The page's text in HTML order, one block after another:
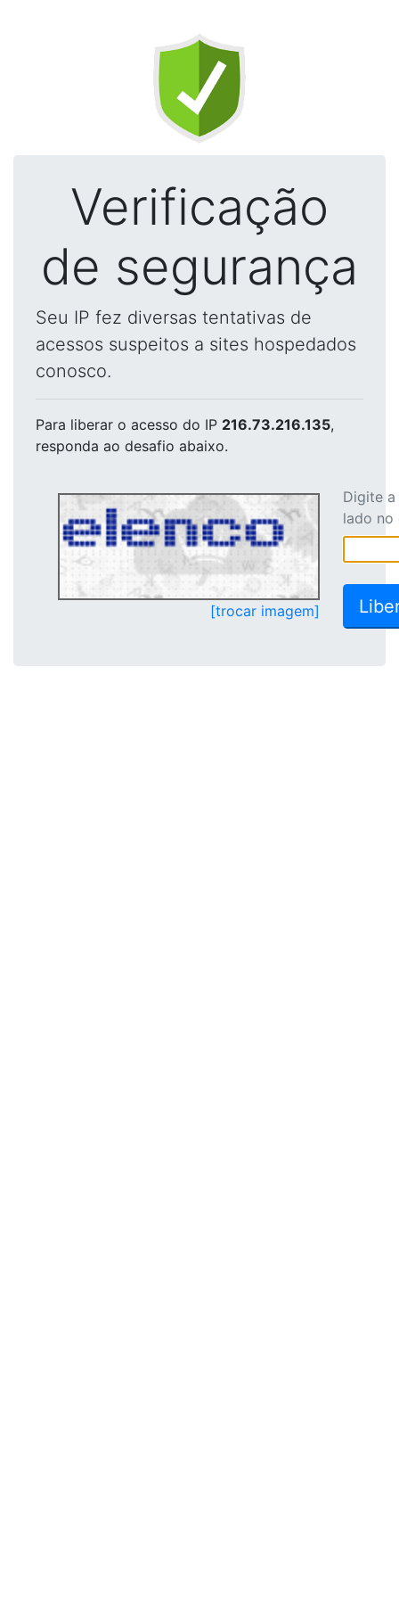
Verificação
de segurança
Seu IP fez diversas tentativas de
acessos suspeitos a sites hospedados
conosco.
Para liberar o acesso do IP 216.73.216.135,
responda ao desafio abaixo.
[trocar imagem]
Digite
lado no